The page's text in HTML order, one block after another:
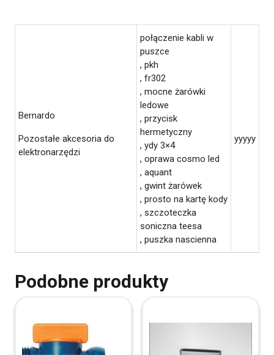
Bernardo
Pozostałe akcesoria do
elektronarzędzi
połączenie kabli w
puszce
, pkh
, fr302
, mocne żarówki
ledowe
, przycisk
hermetyczny
, ydy 3×4
, oprawa cosmo led
, aquant
, gwint żarówek
, prosto na kartę kody
, szczoteczka
soniczna teesa
, puszka nascienna
yyyyy
Podobne produkty